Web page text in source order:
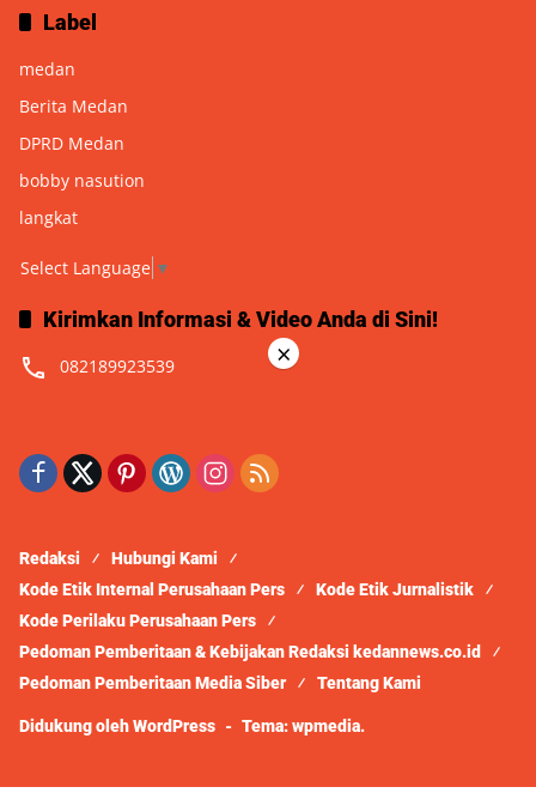
Label
medan
Berita Medan
DPRD Medan
bobby nasution
langkat
Select Language ▼
Kirimkan Informasi & Video Anda di Sini!
082189923539
Redaksi
Hubungi Kami
Kode Etik Internal Perusahaan Pers
Kode Etik Jurnalistik
Kode Perilaku Perusahaan Pers
Pedoman Pemberitaan & Kebijakan Redaksi kedannews.co.id
Pedoman Pemberitaan Media Siber
Tentang Kami
Didukung oleh WordPress - Tema: wpmedia.
×